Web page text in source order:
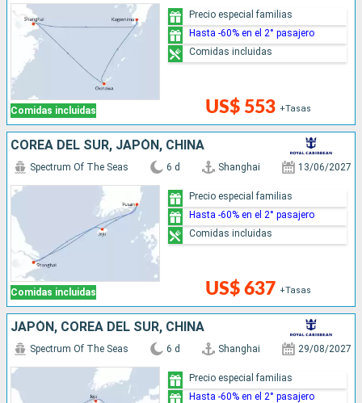
Comidas incluidas US$ 553 +Tasas
Precio especial familias
Hasta -60% en el 2° pasajero
Comidas incluidas
COREA DEL SUR, JAPÓN, CHINA
Comidas incluidas
Spectrum Of The Seas 6 d Shanghai 13/06/2027
US$ 637 +Tasas
Precio especial familias
Hasta -60% en el 2° pasajero
Comidas incluidas
JAPÓN, COREA DEL SUR, CHINA
Spectrum Of The Seas 6 d Shanghai 29/08/2027
Precio especial familias
Hasta -60% en el 2° pasajero